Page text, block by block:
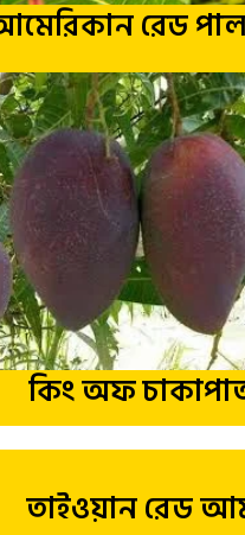
রেড
কিং অফ
তাইওয়ান রেড